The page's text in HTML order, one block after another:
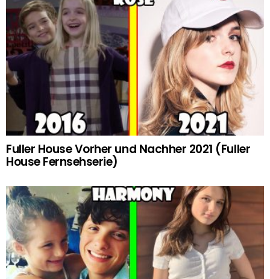
Fuller House Vorher und Nachher 2021 (Fuller
House Fernsehserie)